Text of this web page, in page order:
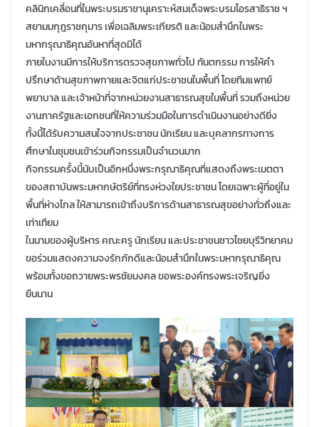
คลินิกเคลื่อนที่ในพระบรมราชานุเคราะห์สมเด็จพระบรมโอรสาธิราช ฯ
สยามมกุฎราชกุมาร เพื่อเฉลิมพระเกียรติ และน้อมสำนึกในพระ
มหากรุณาธิคุณอันหาที่สุดมิได้
ภายในงานมีการให้บริการตรวจสุขภาพทั่วไป ทันตกรรม การให้คำ
ปรึกษาด้านสุขภาพกายและจิตแก่ประชาชนในพื้นที่ โดยทีมแพทย์
พยาบาล และเจ้าหน้าที่จากหน่วยงานสาธารณสุขในพื้นที่ รวมถึงหน่วย
งานภาครัฐและเอกชนที่ให้ความร่วมมือในการดำเนินงานอย่างดียิ่ง
ทั้งนี้ได้รับความสนใจจากประชาชน นักเรียน และบุคลากรทางการ
ศึกษาในชุมชนเข้าร่วมกิจกรรมเป็นจำนวนมาก
กิจกรรมครั้งนี้นับเป็นอีกหนึ่งพระกรุณาธิคุณที่แสดงถึงพระเมตตา
ของสถาบันพระมหากษัตริย์ที่ทรงห่วงใยประชาชน โดยเฉพาะผู้ที่อยู่ใน
พื้นที่ห่างไกล ให้สามารถเข้าถึงบริการด้านสาธารณสุขอย่างทั่วถึงและ
เท่าเทียม
ในนามของผู้บริหาร คณะครู นักเรียน และประชาชนชาวไชยบุรีวิทยาคม
ขอร่วมแสดงความจงรักภักดีและน้อมสำนึกในพระมหากรุณาธิคุณ
พร้อมทั้งขอถวายพระพรชัยมงคล ขอพระองค์ทรงพระเจริญยิ่ง
ยืนนาน